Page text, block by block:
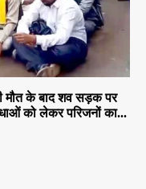
मौत के बाद शव सड़क पर
को लेकर परिजनों का...